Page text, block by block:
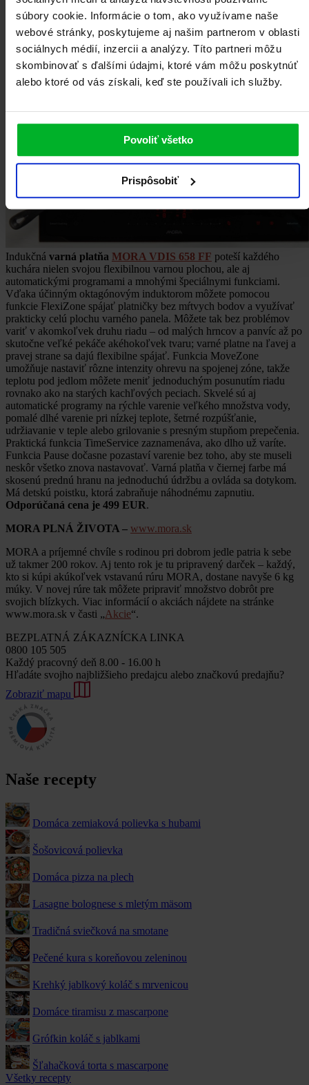
súbory cookie. Informácie o tom, ako využívame naše
webové stránky, poskytujeme aj našim partnerom v oblasti
sociálnych médií, inzercii a analýzy. Títo partneri môžu
skombinovať s ďalšími údajmi, ktoré vám môžu poskytnúť
alebo ktoré od vás získali, keď ste používali ich služby.
Povoliť všetko
Prispôsobiť
Indukčná varná platňa MORA VDIS 658 FF poteší každého
kuchára nielen svojou flexibilnou varnou plochou, ale aj
automatickými programami a mnohými špeciálnymi funkciami.
Vďaka účinným oktagónovým induktorom môžete pomocou
funkcie FlexiZone spájať platničky bez mŕtvych bodov a využívať
prakticky celú plochu varného panela. Môžete tak bez problémov
variť v akomkoľvek druhu riadu – od malých hrncov a panvíc až po
skutočne veľké pekáče akéhokoľvek tvaru; varné platne na ľavej a
pravej strane sa dajú flexibilne spájať. Funkcia MoveZone
umožňuje nastaviť rôzne intenzity ohrevu na spojenej zóne, takže
teplotu pod jedlom môžete meniť jednoduchým posunutím riadu
rovnako ako na starých kachľových peciach. Skvelé sú aj
automatické programy na rýchle varenie veľkého množstva vody,
pomalé dlhé varenie pri nízkej teplote, šetrné rozpúšťanie,
udržiavanie v teple alebo grilovanie s presným stupňom prepečenia.
Praktická funkcia TimeService zaznamenáva, ako dlho už varíte.
Funkcia Pause dočasne pozastaví varenie bez toho, aby ste museli
neskôr všetko znova nastavovať. Varná platňa v čiernej farbe má
skosenú prednú hranu na jednoduchú údržbu a ovláda sa dotykom.
Má detskú poistku, ktorá zabraňuje náhodnému zapnutiu.
Odporúčaná cena je 499 EUR.
MORA PLNÁ ŽIVOTA – www.mora.sk
MORA a príjemné chvíle s rodinou pri dobrom jedle patria k sebe
už takmer 200 rokov. Aj tento rok je tu pripravený darček – každý,
kto si kúpi akúkoľvek vstavanú rúru MORA, dostane navyše 6 kg
múky. V novej rúre tak môžete pripraviť množstvo dobrôt pre
svojich blízkych. Viac informácií o akciách nájdete na stránke
www.mora.sk v časti „Akcie“.
BEZPLATNÁ ZÁKAZNÍCKA LINKA
0800 105 505
Každý pracovný deň 8.00 - 16.00 h
Hľadáte svojho najbližšieho predajcu alebo značkovú predajňu?
Zobraziť mapu
Naše recepty
Domáca zemiaková polievka s hubami
Šošovicová polievka
Domáca pizza na plech
Lasagne bolognese s mletým mäsom
Tradičná sviečková na smotane
Pečené kura s koreňovou zeleninou
Krehký jablkový koláč s mrvenicou
Domáce tiramisu z mascarpone
Grófkin koláč s jablkami
Šľahačková torta s mascarpone
Všetky recepty